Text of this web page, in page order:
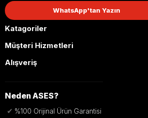
WhatsApp'tan Yazın
Katagoriler
Müşteri Hizmetleri
Alışveriş
Neden ASES?
✔ %100 Orijinal Ürün Garantisi